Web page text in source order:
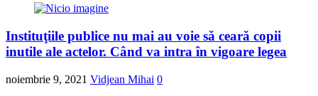
Instituţiile publice nu mai au voie să ceară copii
inutile ale actelor. Când va intra în vigoare legea
noiembrie 9, 2021 Vidjean Mihai 0